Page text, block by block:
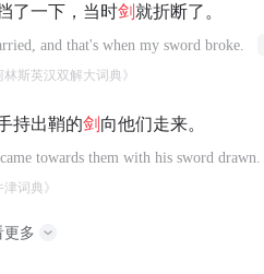
了一下，当时剑 就折断了。
and that's when my sword broke.
林斯英汉双解大词典》
持出鞘的剑 向他们走来。
towards them with his sword drawn.
津词典》
更多